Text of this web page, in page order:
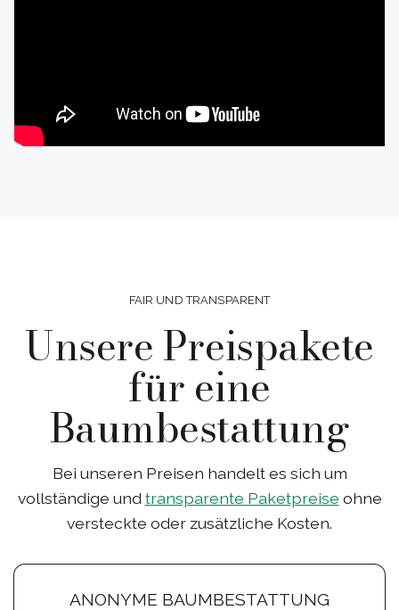
FAIR UND TRANSPARENT
Unsere Preispakete
für eine
Baumbestattung
Bei unseren Preisen handelt es sich um
vollständige und transparente Paketpreise ohne
versteckte oder zusätzliche Kosten.
ANONYME BAUMBESTATTUNG